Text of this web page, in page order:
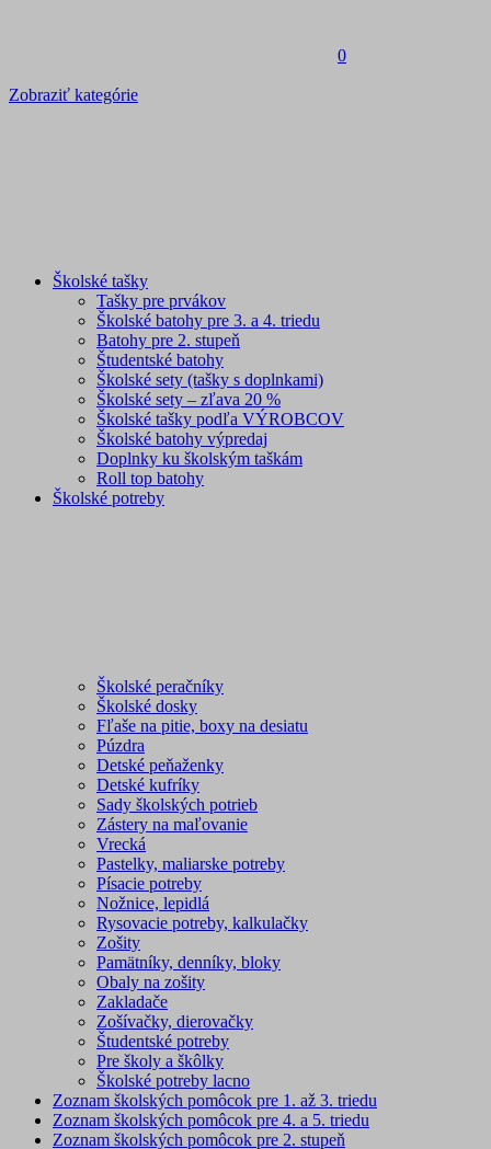
0
Zobraziť kategórie
Školské tašky
Tašky pre prvákov
Školské batohy pre 3. a 4. triedu
Batohy pre 2. stupeň
Študentské batohy
Školské sety (tašky s doplnkami)
Školské sety – zľava 20 %
Školské tašky podľa VÝROBCOV
Školské batohy výpredaj
Doplnky ku školským taškám
Roll top batohy
Školské potreby
Školské peračníky
Školské dosky
Fľaše na pitie, boxy na desiatu
Púzdra
Detské peňaženky
Detské kufríky
Sady školských potrieb
Zástery na maľovanie
Vrecká
Pastelky, maliarske potreby
Písacie potreby
Nožnice, lepidlá
Rysovacie potreby, kalkulačky
Zošity
Pamätníky, denníky, bloky
Obaly na zošity
Zakladače
Zošívačky, dierovačky
Študentské potreby
Pre školy a škôlky
Školské potreby lacno
Zoznam školských pomôcok pre 1. až 3. triedu
Zoznam školských pomôcok pre 4. a 5. triedu
Zoznam školských pomôcok pre 2. stupeň